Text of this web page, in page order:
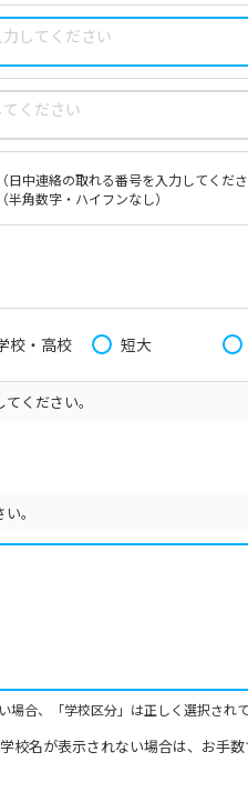
（日中連絡の取れる番号を入力してくださ
（半角数字・ハイフンなし）
校・高校 短大
ください。
。
合、「学校区分」は正しく選択され
名が表示されない場合は、お手数